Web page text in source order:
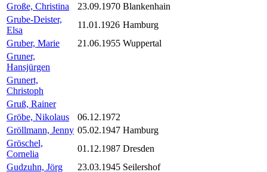
Große, Christina
23.09.1970 Blankenhain
Grube-Deister,
Elsa
11.01.1926 Hamburg
Gruber, Marie
21.06.1955 Wuppertal
Gruner,
Hansjürgen
Grunert,
Christoph
Gruß, Rainer
Gröbe, Nikolaus
06.12.1972
Gröllmann, Jenny 05.02.1947 Hamburg
Gröschel,
Cornelia
01.12.1987 Dresden
Gudzuhn, Jörg
23.03.1945 Seilershof